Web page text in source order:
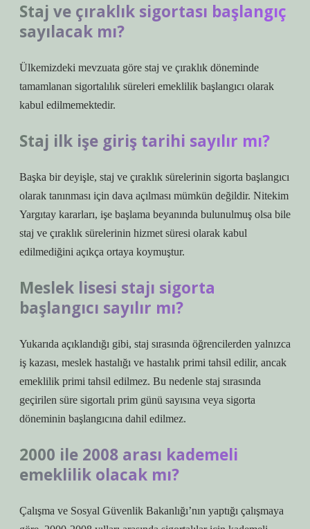
Staj ve çıraklık sigortası başlangıç
sayılacak mı?
Ülkemizdeki mevzuata göre staj ve çıraklık döneminde
tamamlanan sigortalılık süreleri emeklilik başlangıcı olarak
kabul edilmemektedir.
Staj ilk işe giriş tarihi sayılır mı?
Başka bir deyişle, staj ve çıraklık sürelerinin sigorta başlangıcı
olarak tanınması için dava açılması mümkün değildir. Nitekim
Yargıtay kararları, işe başlama beyanında bulunulmuş olsa bile
staj ve çıraklık sürelerinin hizmet süresi olarak kabul
edilmediğini açıkça ortaya koymuştur.
Meslek lisesi stajı sigorta
başlangıcı sayılır mı?
Yukarıda açıklandığı gibi, staj sırasında öğrencilerden yalnızca
iş kazası, meslek hastalığı ve hastalık primi tahsil edilir, ancak
emeklilik primi tahsil edilmez. Bu nedenle staj sırasında
geçirilen süre sigortalı prim günü sayısına veya sigorta
döneminin başlangıcına dahil edilmez.
2000 ile 2008 arası kademeli
emeklilik olacak mı?
Çalışma ve Sosyal Güvenlik Bakanlığı’nın yaptığı çalışmaya